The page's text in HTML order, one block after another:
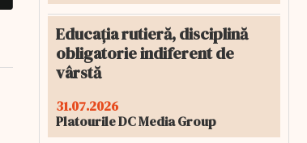
Educația rutieră, disciplină
obligatorie indiferent de
vârstă
31.07.2026
Platourile DC Media Group